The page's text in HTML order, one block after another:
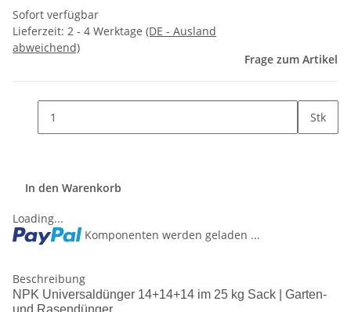
Sofort verfügbar
Lieferzeit: 2 - 4 Werktage (DE - Ausland
abweichend)
Frage zum Artikel
Stk
In den Warenkorb
Loading...
Komponenten werden geladen ...
Beschreibung
NPK Universaldünger 14+14+14 im 25 kg Sack | Garten-